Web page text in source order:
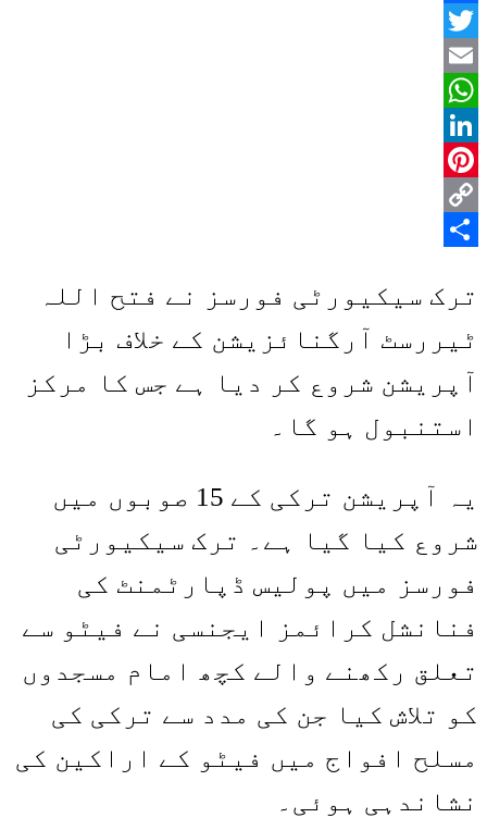
Facebook
Twitter
Email
WhatsApp
LinkedIn
Pinterest
Copy
ترک سیکیورٹی فورسز نے فتح اللہ
ٹیررسٹ آرگنائزیشن کے خلاف بڑا
آپریشن شروع کر دیا ہے جس کا مرکز
استنبول ہو گا۔
یہ آپریشن ترکی کے 15 صوبوں میں
شروع کیا گیا ہے۔ ترک سیکیورٹی
فورسز میں پولیس ڈپارٹمنٹ کی
فنانشل کرائمز ایجنسی نے فیٹو سے
تعلق رکھنے والے کچھ امام مسجدوں
کو تلاش کیا جن کی مدد سے ترکی کی
مسلح افواج میں فیٹو کے اراکین کی
نشاندہی ہوئی۔